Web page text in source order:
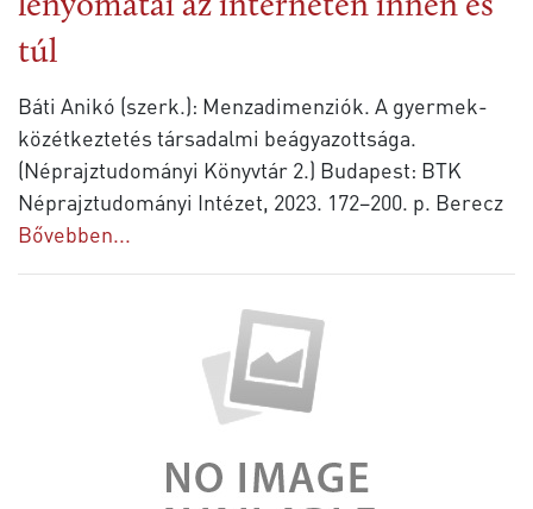
lenyomatai az interneten innen és
túl
Báti Anikó (szerk.): Menzadimenziók. A gyermek-
közétkeztetés társadalmi beágyazottsága.
(Néprajztudományi Könyvtár 2.) Budapest: BTK
Néprajztudományi Intézet, 2023. 172–200. p. Berecz
Bővebben...